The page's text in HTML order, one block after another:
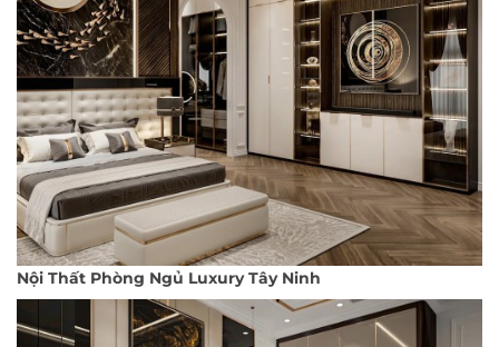
Nội Thất Phòng Ngủ Luxury Tây Ninh